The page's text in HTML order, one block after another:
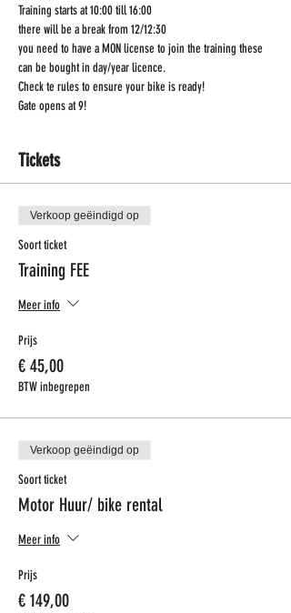
Training starts at 10:00 till 16:00
there will be a break from 12/12:30
you need to have a MON license to join the training these
can be bought in day/year licence.
Check te rules to ensure your bike is ready!
Gate opens at 9!
Tickets
Verkoop geëindigd op
Soort ticket
Training FEE
Meer info
Prijs
€ 45,00
BTW inbegrepen
Verkoop geëindigd op
Soort ticket
Motor Huur/ bike rental
Meer info
Prijs
€ 149,00